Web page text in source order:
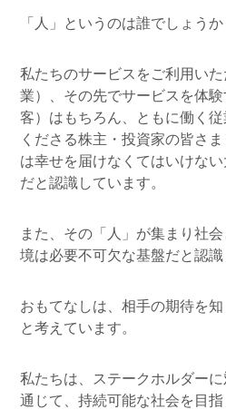
「人」というのは誰でしょうか
私たちのサービスをご利用い
業）、その先でサービスを体
客）はもちろん、ともに働く
くださる株主・投資家の皆さ
は幸せを届けなくてはいけな
だと認識しています。
また、その「人」が集まり社
境は必要不可欠な基盤だと認識
おもてなしは、相手の期待を
と考えています。
私たちは、ステークホルダー
通じて、持続可能な社会を目指